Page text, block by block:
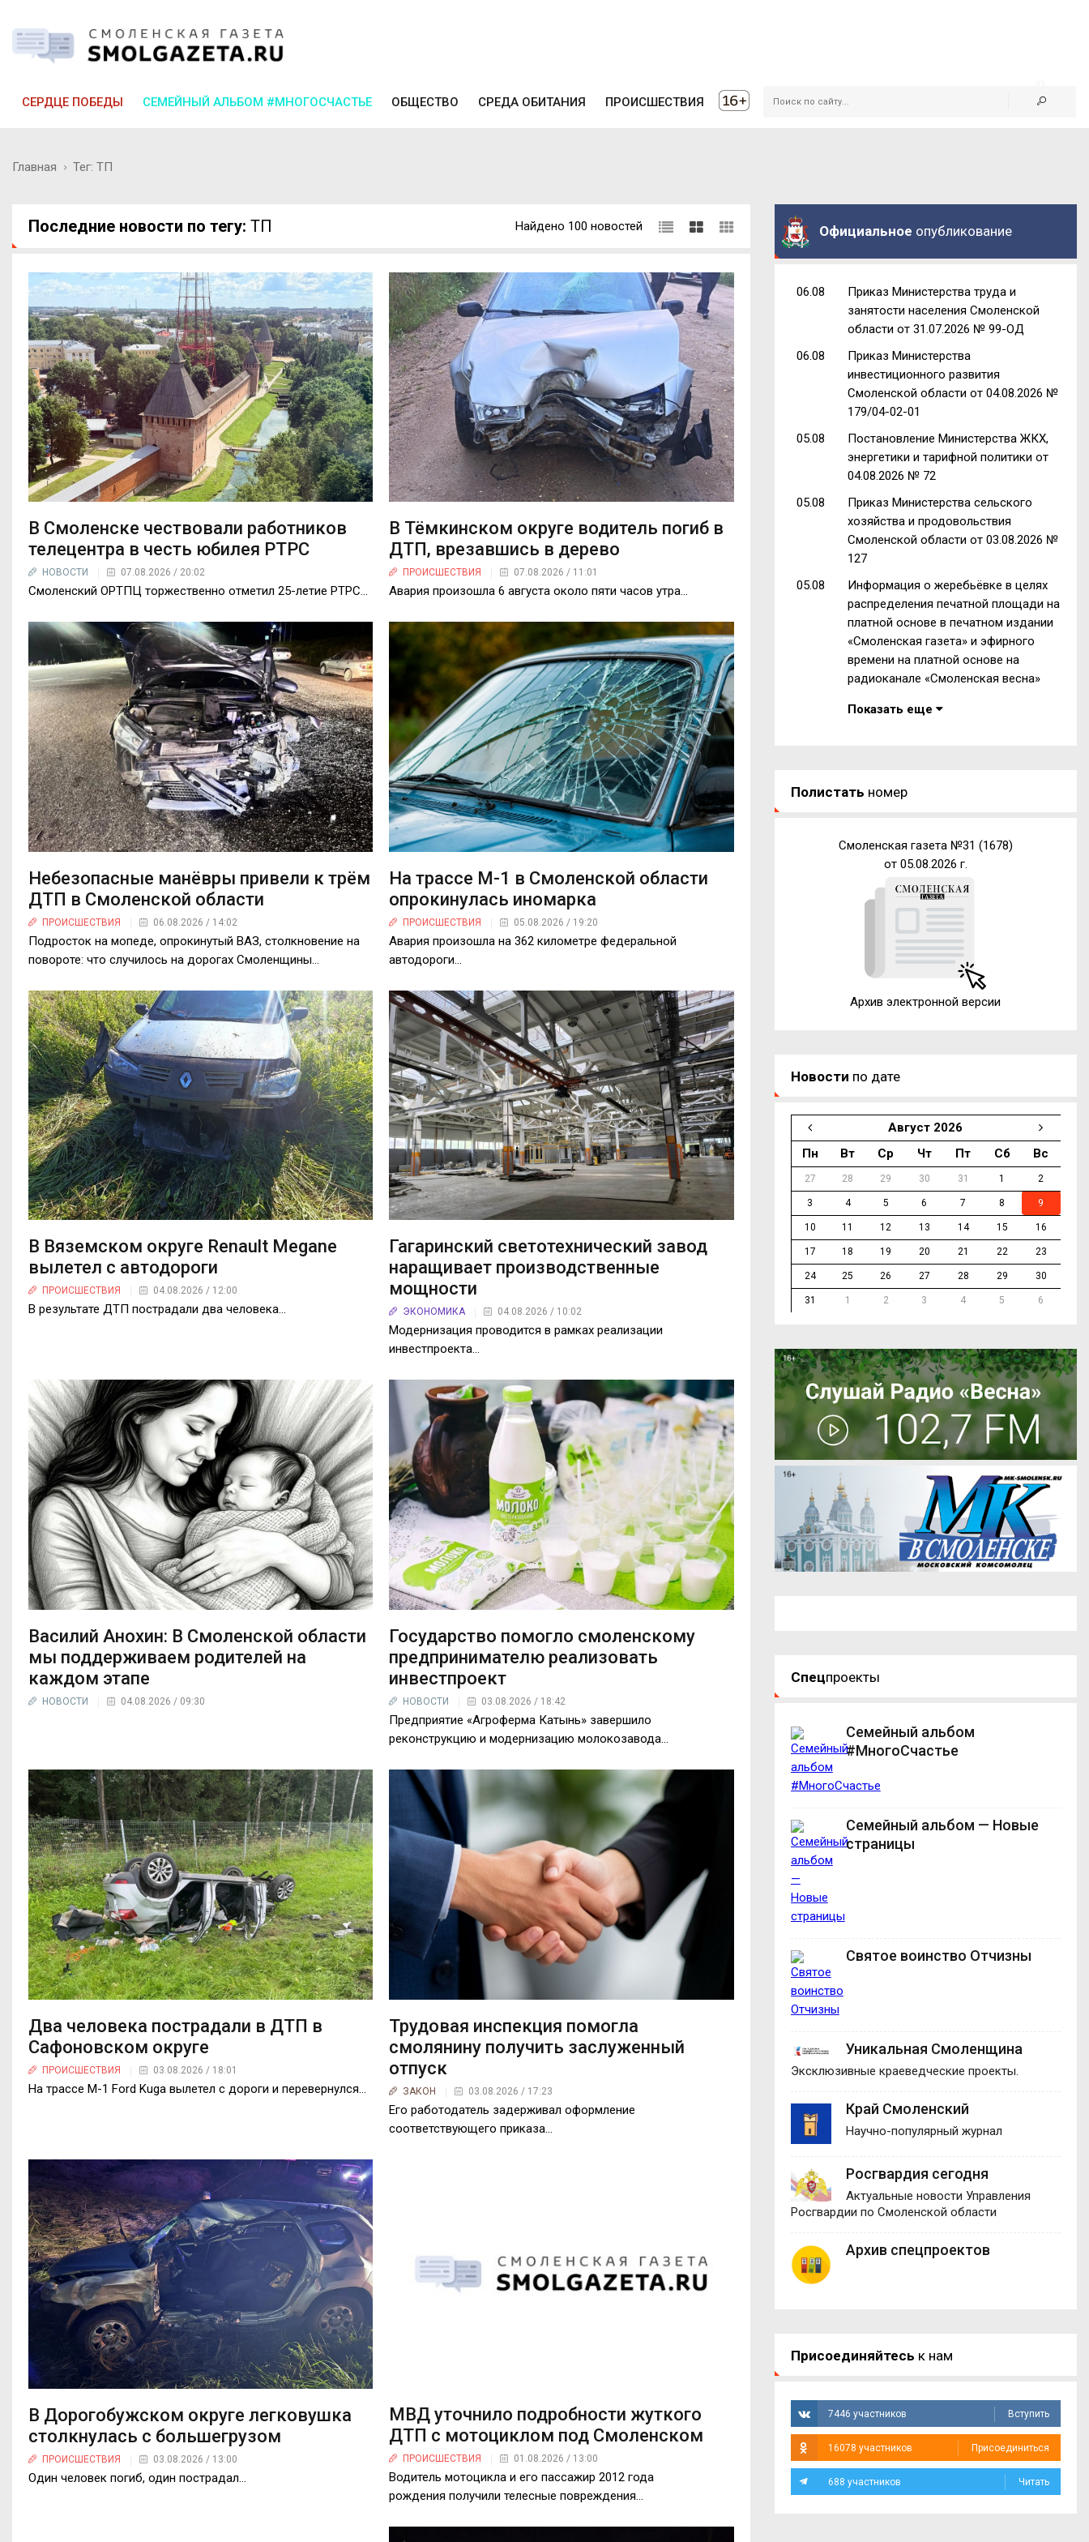
СЕРДЦЕ ПОБЕДЫ СЕМЕЙНЫЙ АЛЬБОМ #МНОГОСЧАСТЬЕ ОБЩЕСТВО СРЕДА ОБИТАНИЯ ПРОИСШЕСТВИЯ
Главная Тег: ТП
Последние новости по тегу: ТП Найдено 100 новостей
В Смоленске чествовали работников
телецентра в честь юбилея РТРС
НОВОСТИ 07.08.2026 / 20:02
Смоленский ОРТПЦ торжественно отметил 25-летие РТРС...
В Тёмкинском округе водитель погиб в
ДТП, врезавшись в дерево
ПРОИСШЕСТВИЯ 07.08.2026 / 11:01
Авария произошла 6 августа около пяти часов утра…
Небезопасные манёвры привели к трём
ДТП в Смоленской области
ПРОИСШЕСТВИЯ 06.08.2026 / 14:02
Подросток на мопеде, опрокинутый ВАЗ, столкновение на
повороте: что случилось на дорогах Смоленщины...
На трассе М-1 в Смоленской области
опрокинулась иномарка
ПРОИСШЕСТВИЯ 05.08.2026 / 19:20
Авария произошла на 362 километре федеральной
автодороги...
В Вяземском округе Renault Megane
вылетел с автодороги
ПРОИСШЕСТВИЯ 04.08.2026 / 12:00
В результате ДТП пострадали два человека…
Гагаринский светотехнический завод
наращивает производственные
мощности
ЭКОНОМИКА 04.08.2026 / 10:02
Модернизация проводится в рамках реализации
инвестпроекта…
Василий Анохин: В Смоленской области
мы поддерживаем родителей на
каждом этапе
НОВОСТИ 04.08.2026 / 09:30
Государство помогло смоленскому
предпринимателю реализовать
инвестпроект
НОВОСТИ 03.08.2026 / 18:42
Предприятие «Агроферма Катынь» завершило
реконструкцию и модернизацию молокозавода…
Два человека пострадали в ДТП в
Сафоновском округе
ПРОИСШЕСТВИЯ 03.08.2026 / 18:01
На трассе М-1 Ford Kuga вылетел с дороги и перевернулся…
Трудовая инспекция помогла
смолянину получить заслуженный
отпуск
ЗАКОН 03.08.2026 / 17:23
Его работодатель задерживал оформление
соответствующего приказа…
В Дорогобужском округе легковушка
столкнулась с большегрузом
ПРОИСШЕСТВИЯ 03.08.2026 / 13:00
Один человек погиб, один пострадал…
МВД уточнило подробности жуткого
ДТП с мотоциклом под Смоленском
ПРОИСШЕСТВИЯ 01.08.2026 / 13:00
Водитель мотоцикла и его пассажир 2012 года
рождения получили телесные повреждения...
Официальное опубликование
06.08
Приказ Министерства труда и
занятости населения Смоленской
области от 31.07.2026 № 99-ОД
06.08
Приказ Министерства
инвестиционного развития
Смоленской области от 04.08.2026 №
179/04-02-01
05.08
Постановление Министерства ЖКХ,
энергетики и тарифной политики от
04.08.2026 № 72
05.08
Приказ Министерства сельского
хозяйства и продовольствия
Смоленской области от 03.08.2026 №
127
05.08
Информация о жеребьёвке в целях
распределения печатной площади на
платной основе в печатном издании
«Смоленская газета» и эфирного
времени на платной основе на
радиоканале «Смоленская весна»
Показать еще
Полистать номер
Смоленская газета №31 (1678)
от 05.08.2026 г.
Архив электронной версии
Новости по дате
Август 2026
Пн
Вт Ср Чт Пт Сб Вс
27 28 29 30 31 1 2
3 4 5 6 7 8 9
10 11 12 13 14 15 16
17 18 19 20 21 22 23
24 25 26 27 28 29 30
31 1 2 3 4 5 6
Спецпроекты
Семейный альбом
#МногоСчастье
Семейный альбом — Новые
страницы
Святое воинство Отчизны
Уникальная Смоленщина
Эксклюзивные краеведческие проекты.
Край Смоленский
Научно-популярный журнал
Росгвардия сегодня
Актуальные новости Управления
Росгвардии по Смоленской области
Архив спецпроектов
Присоединяйтесь к нам
7446 участников Вступить
16078 участников Присоединиться
688 участников Читать